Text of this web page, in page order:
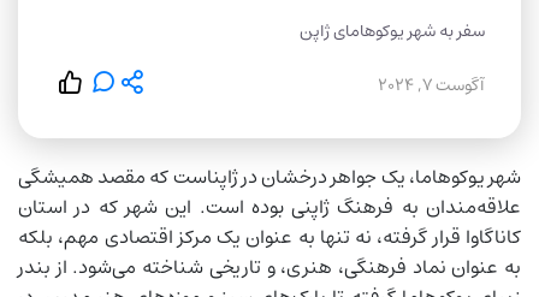
سفر به شهر یوکوهامای ژاپن
آگوست 7, 2024
شهر یوکوهاما، یک جواهر درخشان در ژاپناست که مقصد همیشگی
علاقه‌مندان به فرهنگ ژاپنی بوده است. این شهر که در استان
کاناگاوا قرار گرفته، نه تنها به عنوان یک مرکز اقتصادی مهم، بلکه
به عنوان نماد فرهنگی، هنری، و تاریخی شناخته می‌شود. از بندر